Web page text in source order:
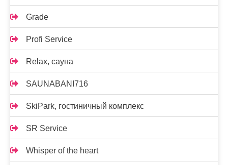
Grade
Profi Service
Relax, сауна
SAUNABANI716
SkiPark, гостиничный комплекс
SR Service
Whisper of the heart